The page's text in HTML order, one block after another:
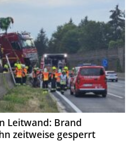
Leitwand: Brand
zeitweise gesperrt